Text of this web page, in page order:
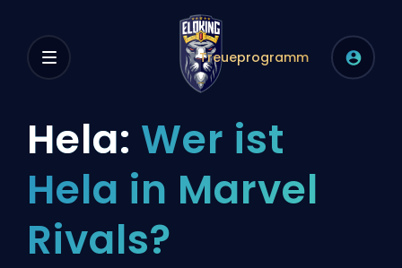
Treueprogramm
Hela: Wer ist
Hela in Marvel
Rivals?